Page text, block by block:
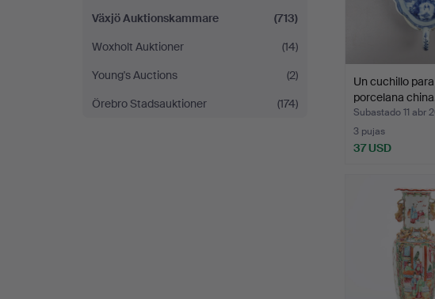
Växjö Auktionskammare
(713)
Woxholt Auktioner
(14)
Young's Auctions
(2)
Örebro Stadsauktioner
(174)
Un cuchillo
porcelana
Subastado 11 abr
3 pujas
37 USD